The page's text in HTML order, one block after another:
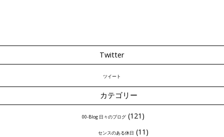
Twitter
ツイート
カテゴリー
00-Blog 日々のブログ(121)
センスのある休日 (11)